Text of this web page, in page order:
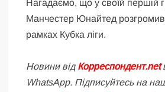
Нагадаємо, що у своїй першій
Манчестер Юнайтед
рамках Кубка ліги.
Новини від Корреспондент.net
WhatsApp. Підписуйтесь на